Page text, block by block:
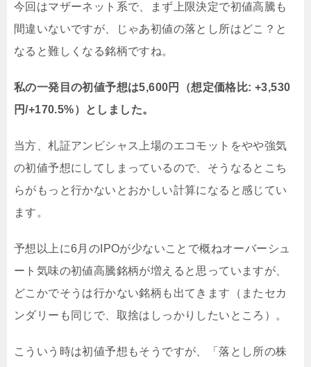
今回はマザーネット系で、まず上限決定で初値高騰も
間違いないですが、じゃあ初値の落とし所はどこ？と
なると難しくなる銘柄ですね。
私の一発目の初値予想は5,600円（想定価格比: +3,530
円/+170.5%）としました。
当方、札証アンビシャス上場のエコモットをやや強気
の初値予想にしてしまっているので、そうなるとこち
らがもっと行かないとおかしい計算になると感じてい
ます。
予想以上に6月のIPOが少ないことで概ねオーバーシュ
ート気味の初値高騰銘柄が増えると思っていますが、
どこかでそうは行かない銘柄も出てきます（またセカ
ンダリーも同じで、取捨はしっかりしたいところ）。
こういう時は初値予想もそうですが、「落とし所の株